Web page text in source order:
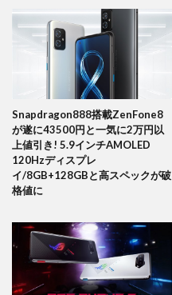
Snapdragon888搭載ZenFone8
が遂に43500円と一気に2万円以
上値引き! 5.9インチAMOLED
120Hzディスプレ
イ/8GB+128GBと高スペックが破
格値に